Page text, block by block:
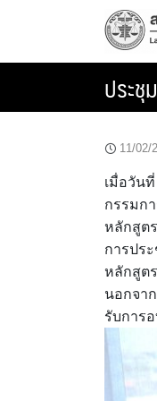
ประ
11/02/
เมื่อวัน
กรรมก
หลักสูต
การปร
หลักสูต
นอกจา
รับการ